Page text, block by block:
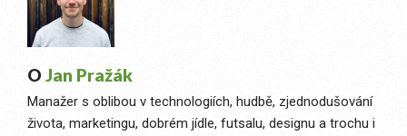
O Jan Pražák
Manažer s oblibou v technologiích, hudbě, zjednodušování
života, marketingu, dobrém jídle, futsalu, designu a trochu i